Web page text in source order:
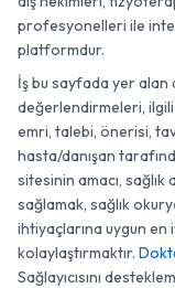
profesyonelleri ile
platformdur.
İş bu sayfada yer alan
değerlendirmeleri,
emri, talebi, önerisi,
hasta/danışan
sitesinin amacı,
sağlamak, sağlık
ihtiyaçlarına uygun en
kolaylaştırmaktır.
Sağlayıcısını